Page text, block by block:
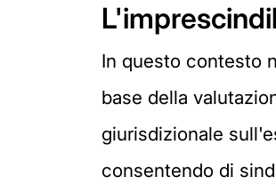
In questo contesto
base della
giurisdizionale
consentendo di